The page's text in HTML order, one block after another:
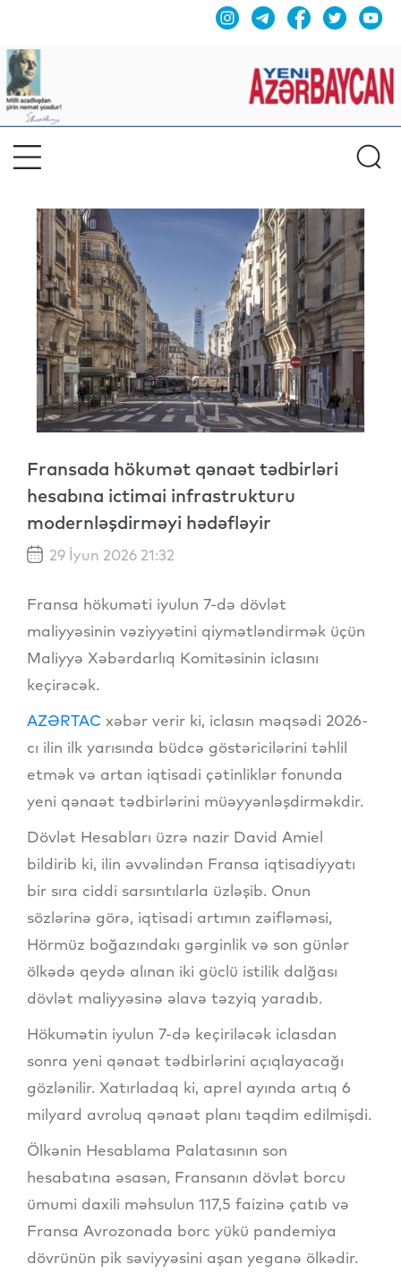
Fransada hökumət qənaət tədbirləri
hesabına ictimai infrastrukturu
modernləşdirməyi hədəfləyir
29 İyun 2026 21:32
Fransa hökuməti iyulun 7-də dövlət
maliyyəsinin vəziyyətini qiymətləndirmək üçün
Maliyyə Xəbərdarlıq Komitəsinin iclasını
keçirəcək.
AZƏRTAC xəbər verir ki, iclasın məqsədi 2026-
cı ilin ilk yarısında büdcə göstəricilərini təhlil
etmək və artan iqtisadi çətinliklər fonunda
yeni qənaət tədbirlərini müəyyənləşdirməkdir.
Dövlət Hesabları üzrə nazir David Amiel
bildirib ki, ilin əvvəlindən Fransa iqtisadiyyatı
bir sıra ciddi sarsıntılarla üzləşib. Onun
sözlərinə görə, iqtisadi artımın zəifləməsi,
Hörmüz boğazındakı gərginlik və son günlər
ölkədə qeydə alınan iki güclü istilik dalğası
dövlət maliyyəsinə əlavə təzyiq yaradıb.
Hökumətin iyulun 7-də keçiriləcək iclasdan
sonra yeni qənaət tədbirlərini açıqlayacağı
gözlənilir. Xatırladaq ki, aprel ayında artıq 6
milyard avroluq qənaət planı təqdim edilmişdi.
Ölkənin Hesablama Palatasının son
hesabatına əsasən, Fransanın dövlət borcu
ümumi daxili məhsulun 117,5 faizinə çatıb və
Fransa Avrozonada borc yükü pandemiya
dövrünün pik səviyyəsini aşan yeganə ölkədir.